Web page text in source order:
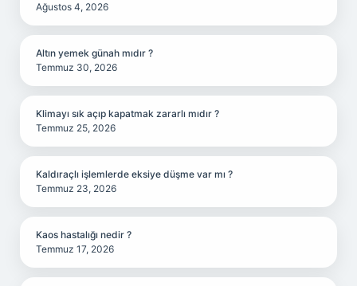
Ağustos 4, 2026
Altın yemek günah mıdır ?
Temmuz 30, 2026
Klimayı sık açıp kapatmak zararlı mıdır ?
Temmuz 25, 2026
Kaldıraçlı işlemlerde eksiye düşme var mı ?
Temmuz 23, 2026
Kaos hastalığı nedir ?
Temmuz 17, 2026